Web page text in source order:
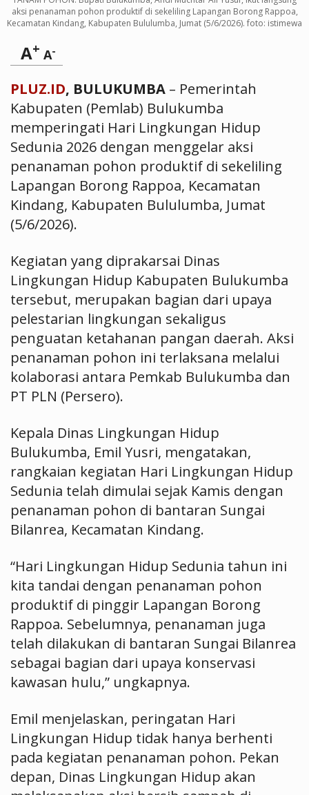
aksi penanaman pohon produktif di sekeliling Lapangan Borong Rappoa,
Kecamatan Kindang, Kabupaten Bululumba, Jumat (5/6/2026). foto: istimewa
A+ A-
PLUZ.ID, BULUKUMBA – Pemerintah
Kabupaten (Pemlab) Bulukumba
memperingati Hari Lingkungan Hidup
Sedunia 2026 dengan menggelar aksi
penanaman pohon produktif di sekeliling
Lapangan Borong Rappoa, Kecamatan
Kindang, Kabupaten Bululumba, Jumat
(5/6/2026).
Kegiatan yang diprakarsai Dinas
Lingkungan Hidup Kabupaten Bulukumba
tersebut, merupakan bagian dari upaya
pelestarian lingkungan sekaligus
penguatan ketahanan pangan daerah. Aksi
penanaman pohon ini terlaksana melalui
kolaborasi antara Pemkab Bulukumba dan
PT PLN (Persero).
Kepala Dinas Lingkungan Hidup
Bulukumba, Emil Yusri, mengatakan,
rangkaian kegiatan Hari Lingkungan Hidup
Sedunia telah dimulai sejak Kamis dengan
penanaman pohon di bantaran Sungai
Bilanrea, Kecamatan Kindang.
“Hari Lingkungan Hidup Sedunia tahun ini
kita tandai dengan penanaman pohon
produktif di pinggir Lapangan Borong
Rappoa. Sebelumnya, penanaman juga
telah dilakukan di bantaran Sungai Bilanrea
sebagai bagian dari upaya konservasi
kawasan hulu,” ungkapnya.
Emil menjelaskan, peringatan Hari
Lingkungan Hidup tidak hanya berhenti
pada kegiatan penanaman pohon. Pekan
depan, Dinas Lingkungan Hidup akan